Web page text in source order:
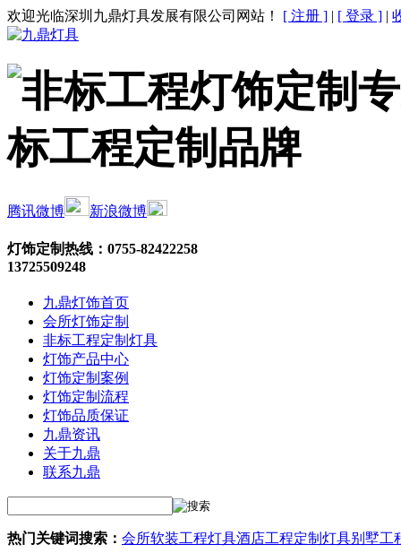
欢迎光临深圳九鼎灯具发展有限公司网站！ [ 注册 ] | [ 登录 ] |
腾讯微博 新浪微博
灯饰定制热线： 0755-82422258
13725509248
九鼎灯饰首页
会所灯饰定制
非标工程定制灯具
灯饰产品中心
灯饰定制案例
灯饰定制流程
灯饰品质保证
九鼎资讯
关于九鼎
联系九鼎
热门关键词搜索： 会所软装工程灯具酒店工程定制灯具别墅工